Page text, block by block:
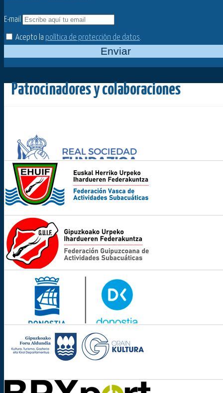
E-mail
Acepto la política de protección de datos.
Enviar
Patrocinadores y colaboraciones